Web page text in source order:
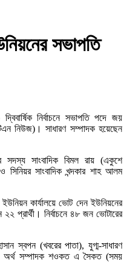
সভাপতি
নির্বাচনে সভাপতি পদে জয়
নিউজ)। সাধারণ সম্পাদক হয়েছেন
সদস্য সাংবাদিক বিমল রায় (একুশে
সাংবাদিক খন্দকার শাহ আলম
কার্যালয়ে ভোট দেন ইউনিয়নের
প্রার্থী। নির্বাচনে ৪৮ জন ভোটারের
স্বপন (খবরের পাতা), যুগ্ম-সাধারণ
অর্থ সম্পাদক শওকত এ সৈকত (সময়